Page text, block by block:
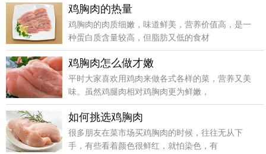
鸡胸肉的热量
鸡胸肉的肉质细嫩，味道鲜美，营养价值高，是一
种蛋白质含量较高，但脂肪又低的食材
鸡胸肉怎么做才嫩
平时大家喜欢用鸡肉来做各式各样的菜，营养又美
味。虽然鸡腿肉相对鸡胸肉更为鲜嫩，
如何挑选鸡胸肉
很多朋友在菜市场买鸡胸肉的时候，往往无从下
手，有些看着颜色很鲜红，就怕染色，有